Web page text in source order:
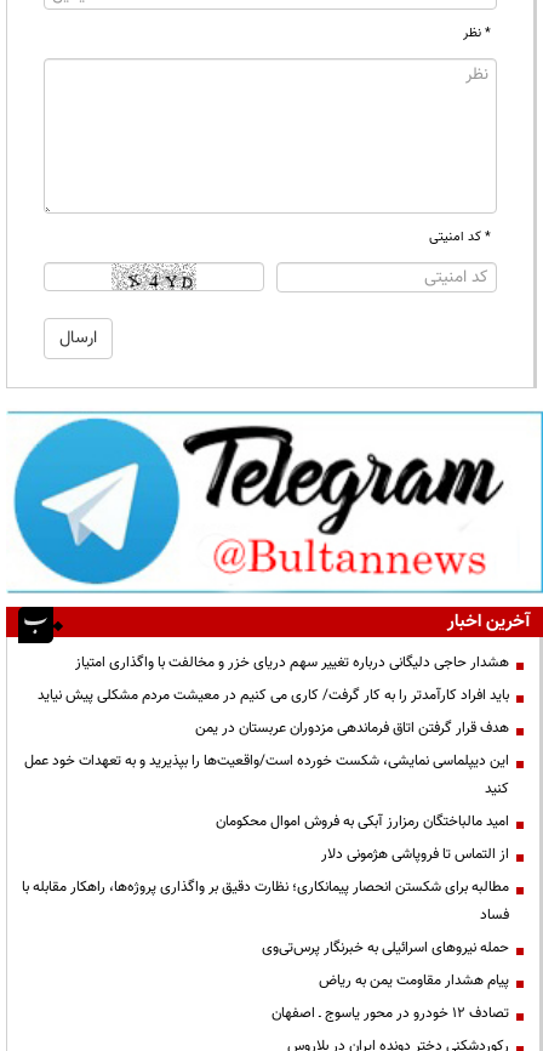
* نظر
* کد امنیتی
آخرین اخبار
هشدار حاجی دلیگانی درباره تغییر سهم دریای خزر و مخالفت با واگذاری امتیاز
باید افراد کارآمدتر را به کار گرفت/ کاری می کنیم در معیشت مردم مشکلی پیش نیاید
هدف قرار گرفتن اتاق‌ فرماندهی مزدوران عربستان در یمن
این دیپلماسی نمایشی، شکست خورده است/واقعیت‌ها را بپذیرید و به تعهدات خود عمل
کنید
امید مالباختگان رمزارز آبکی به فروش اموال محکومان
از التماس تا فروپاشی هژمونی دلار
مطالبه برای شکستن انحصار پیمانکاری؛ نظارت دقیق بر واگذاری پروژه‌ها، راهکار مقابله با
فساد
حمله نیروهای اسرائیلی به خبرنگار پرس‌تی‌وی
پیام هشدار مقاومت یمن به ریاض
تصادف ۱۲ خودرو در محور یاسوج ـ اصفهان
رکوردشکنی دختر دونده ایران در بلاروس